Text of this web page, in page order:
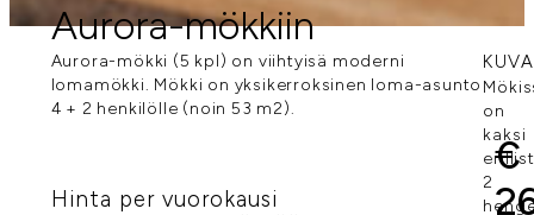
Aurora-mökkiin
Aurora-mökki (5 kpl) on viihtyisä moderni
lomamökki. Mökki on yksikerroksinen loma-asunto
4 + 2 henkilölle (noin 53 m2).
Hinta per vuorokausi
€
on
kaksi
2